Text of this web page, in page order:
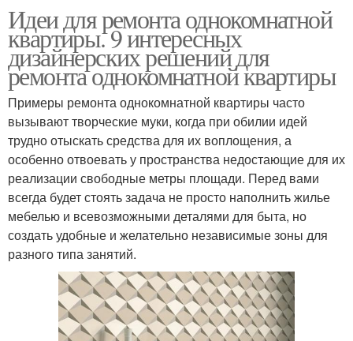
Идеи для ремонта однокомнатной
квартиры. 9 интересных
дизайнерских решений для
ремонта однокомнатной квартиры
Примеры ремонта однокомнатной квартиры часто
вызывают творческие муки, когда при обилии идей
трудно отыскать средства для их воплощения, а
особенно отвоевать у пространства недостающие для их
реализации свободные метры площади. Перед вами
всегда будет стоять задача не просто наполнить жилье
мебелью и всевозможными деталями для быта, но
создать удобные и желательно независимые зоны для
разного типа занятий.